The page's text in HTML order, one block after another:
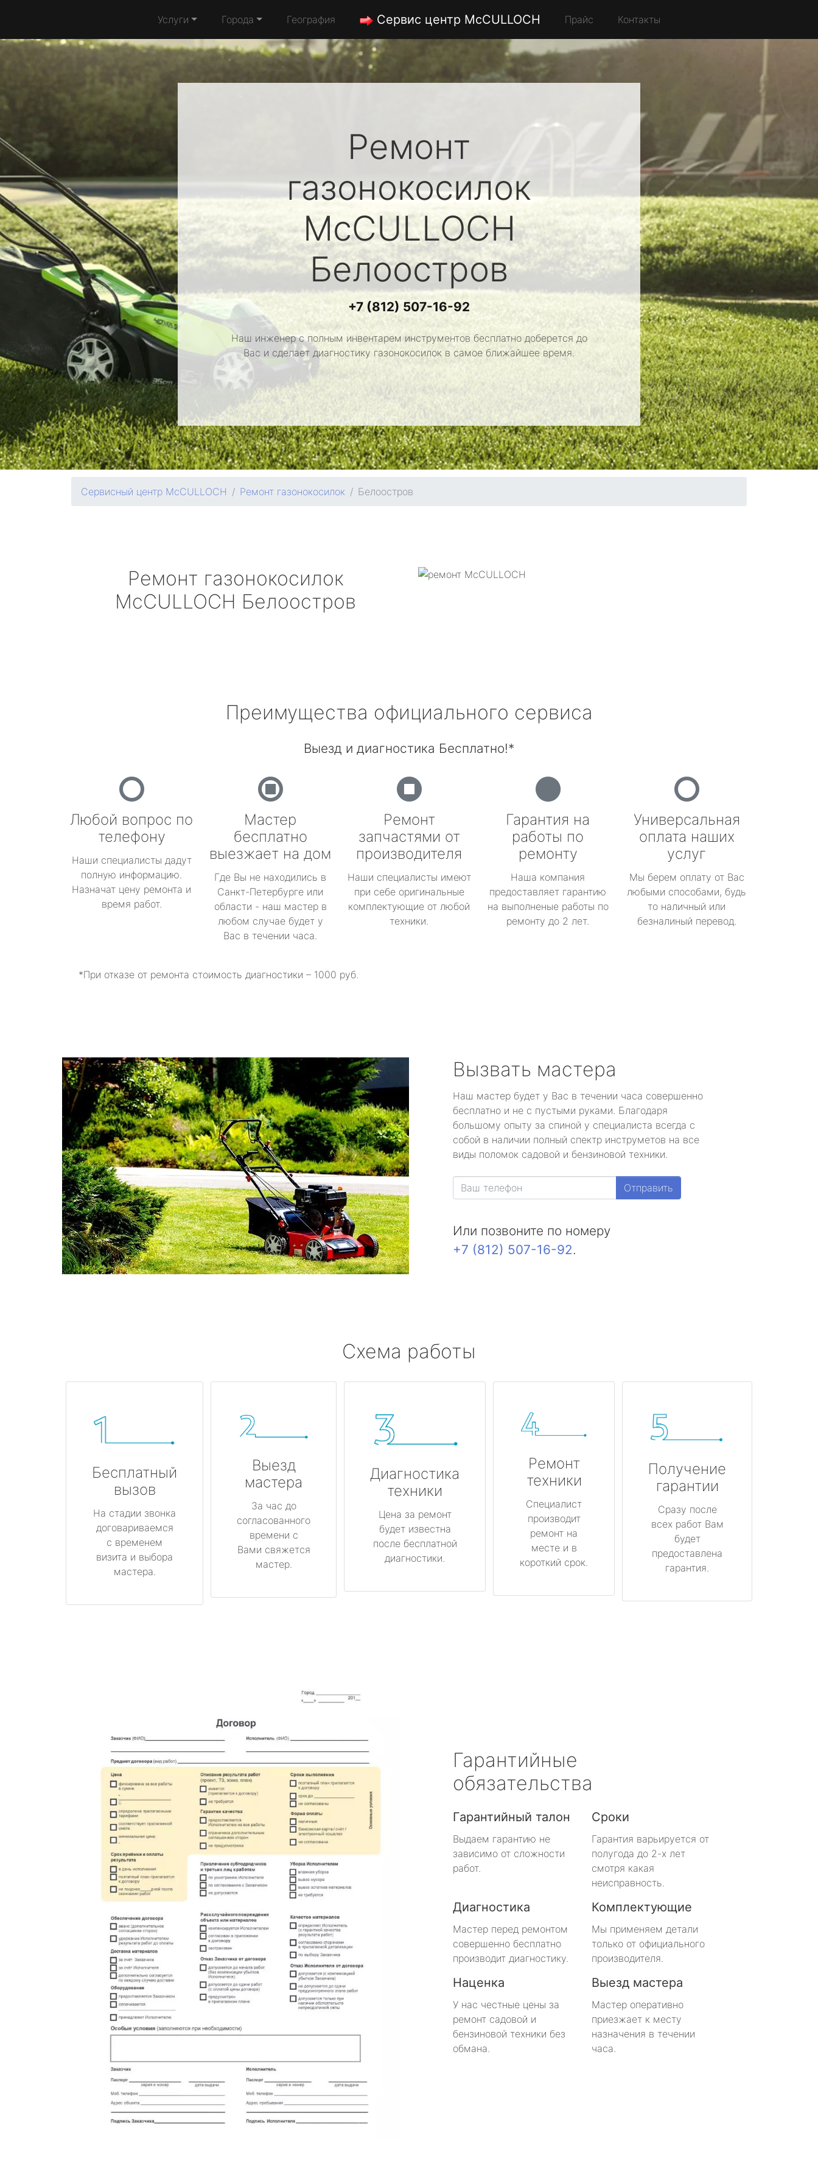
Услуги Города География Сервис центр McCULLOCH Прайс Контакты
Ремонт
газонокосилок
McCULLOCH
Белоостров
+7 (812) 507-16-92
Наш инженер с полным инвентарем инструментов бесплатно доберется до
Вас и сделает диагностику газонокосилок в самое ближайшее время.
Сервисный центр McCULLOCH Ремонт газонокосилок Белоостров
Ремонт газонокосилок
McCULLOCH Белоостров
Преимущества официального сервиса
Выезд и диагностика Бесплатно!*
Любой вопрос по
телефону
Наши специалисты дадут
полную информацию.
Назначат цену ремонта и
время работ.
Мастер
бесплатно
выезжает на дом
Где Вы не находились в
Санкт-Петербурге или
области - наш мастер в
любом случае будет у
Вас в течении часа.
Ремонт
запчастями от
производителя
Наши специалисты имеют
при себе оригинальные
комплектующие от любой
техники.
Гарантия на
работы по
ремонту
Наша компания
предоставляет гарантию
на выполненые работы по
ремонту до 2 лет.
Универсальная
оплата наших
услуг
Мы берем оплату от Вас
любыми способами, будь
то наличный или
безналиный перевод.
*При отказе от ремонта стоимость диагностики – 1000 руб.
Вызвать мастера
Наш мастер будет у Вас в течении часа совершенно
бесплатно и не с пустыми руками. Благодаря
большому опыту за спиной у специалиста всегда с
собой в наличии полный спектр инструметов на все
виды поломок садовой и бензиновой техники.
Отправить
Или позвоните по номеру
+7 (812) 507-16-92.
Схема работы
Бесплатный
вызов
На стадии звонка
договариваемся
с временем
визита и выбора
мастера.
Выезд
мастера
За час до
согласованного
времени с
Вами свяжется
мастер.
Диагностика
техники
Цена за ремонт
будет известна
после бесплатной
диагностики.
Ремонт
техники
Специалист
производит
ремонт на
месте и в
короткий срок.
Получение
гарантии
Сразу после
всех работ Вам
будет
предоставлена
гарантия.
Гарантийные
обязательства
Гарантийный талон
Выдаем гарантию не
зависимо от сложности
работ.
Сроки
Гарантия варьируется от
полугода до 2-х лет
смотря какая
неисправность.
Диагностика
Мастер перед ремонтом
совершенно бесплатно
производит диагностику.
Комплектующие
Мы применяем детали
только от официального
производителя.
Наценка
У нас честные цены за
ремонт садовой и
бензиновой техники без
обмана.
Выезд мастера
Мастер оперативно
приезжает к месту
назначения в течении
часа.